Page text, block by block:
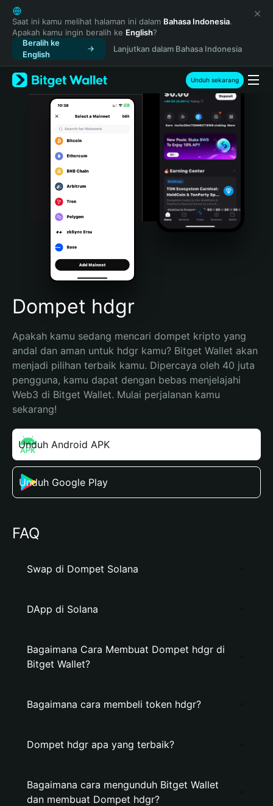
English
日本語
Tiếng Việt
Русский
Español (Latinoamérica)
Türkçe
Italiano
Português (Portugal)
Bahasa Indonesia
Português (Brasil)
Español (Argentina)
Saat ini kamu melihat halaman ini dalam Bahasa Indonesia.
Apakah kamu ingin beralih ke English?
Beralih ke
English
Lanjutkan dalam Bahasa Indonesia
Unduh sekarang
Dompet hdgr
Apakah kamu sedang mencari dompet kripto yang
andal dan aman untuk hdgr kamu? Bitget Wallet akan
menjadi pilihan terbaik kamu. Dipercaya oleh 40 juta
pengguna, kamu dapat dengan bebas menjelajahi
Web3 di Bitget Wallet. Mulai perjalanan kamu
sekarang!
Unduh Android APK
Unduh Google Play
FAQ
Swap di Dompet Solana
DApp di Solana
Bagaimana Cara Membuat Dompet hdgr di
Bitget Wallet?
Bagaimana cara membeli token hdgr?
Dompet hdgr apa yang terbaik?
Bagaimana cara mengunduh Bitget Wallet
dan membuat Dompet hdgr?